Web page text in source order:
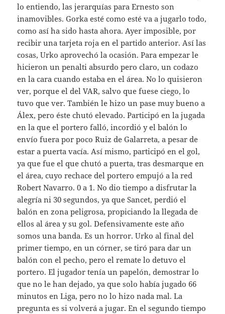
lo entiendo, las jerarquías para Ernesto son
inamovibles. Gorka esté como esté va a jugarlo todo,
como así ha sido hasta ahora. Ayer imposible, por
recibir una tarjeta roja en el partido anterior. Así las
cosas, Urko aprovechó la ocasión. Para empezar le
hicieron un penalti absurdo pero claro, un codazo
en la cara cuando estaba en el área. No lo quisieron
ver, porque el del VAR, salvo que fuese ciego, lo
tuvo que ver. También le hizo un pase muy bueno a
Álex, pero éste chutó elevado. Participó en la jugada
en la que el portero falló, incordió y el balón lo
envío fuera por poco Ruiz de Galarreta, a pesar de
estar a puerta vacía. Así mismo, participó en el gol,
ya que fue el que chutó a puerta, tras desmarque en
el área, cuyo rechace del portero empujó a la red
Robert Navarro. 0 a 1. No dio tiempo a disfrutar la
alegría ni 30 segundos, ya que Sancet, perdió el
balón en zona peligrosa, propiciando la llegada de
ellos al área y su gol. Defensivamente este año
somos una banda. Es un horror. Urko al final del
primer tiempo, en un córner, se tiró para dar un
balón con el pecho, pero el remate lo detuvo el
portero. El jugador tenía un papelón, demostrar lo
que no le han dejado, ya que solo había jugado 66
minutos en Liga, pero no lo hizo nada mal. La
pregunta es si volverá a jugar. En el segundo tiempo